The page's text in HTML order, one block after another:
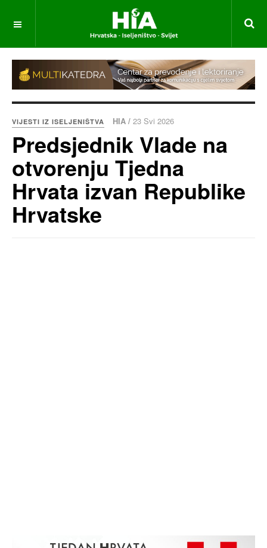
VIJESTI IZ ISELJENIŠTVA HIA / 23 Svi 2026
Predsjednik Vlade na
otvorenju Tjedna
Hrvata izvan Republike
Hrvatske